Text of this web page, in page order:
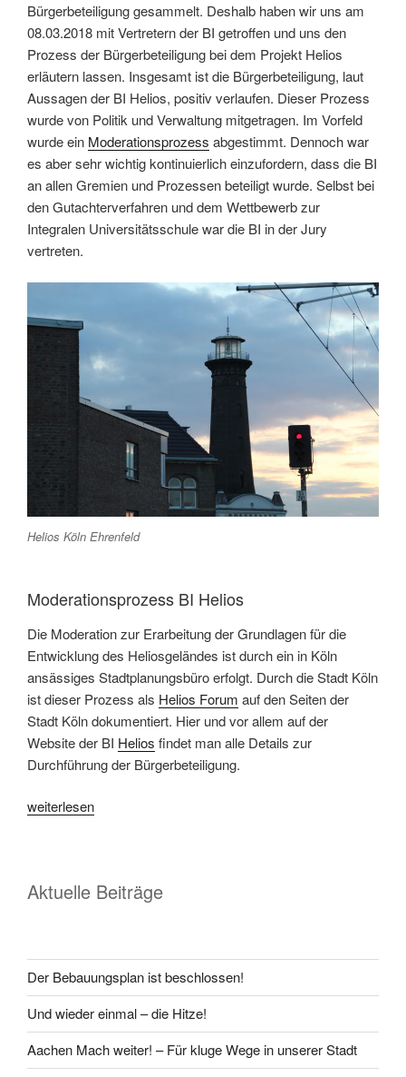
Bürgerbeteiligung gesammelt. Deshalb haben wir uns am
08.03.2018 mit Vertretern der BI getroffen und uns den
Prozess der Bürgerbeteiligung bei dem Projekt Helios
erläutern lassen. Insgesamt ist die Bürgerbeteiligung, laut
Aussagen der BI Helios, positiv verlaufen. Dieser Prozess
wurde von Politik und Verwaltung mitgetragen. Im Vorfeld
wurde ein Moderationsprozess abgestimmt. Dennoch war
es aber sehr wichtig kontinuierlich einzufordern, dass die BI
an allen Gremien und Prozessen beteiligt wurde. Selbst bei
den Gutachterverfahren und dem Wettbewerb zur
Integralen Universitätsschule war die BI in der Jury
vertreten.
Helios Köln Ehrenfeld
Moderationsprozess BI Helios
Die Moderation zur Erarbeitung der Grundlagen für die
Entwicklung des Heliosgeländes ist durch ein in Köln
ansässiges Stadtplanungsbüro erfolgt. Durch die Stadt Köln
ist dieser Prozess als Helios Forum auf den Seiten der
Stadt Köln dokumentiert. Hier und vor allem auf der
Website der BI Helios findet man alle Details zur
Durchführung der Bürgerbeteiligung.
weiterlesen
Aktuelle Beiträge
Der Bebauungsplan ist beschlossen!
Und wieder einmal – die Hitze!
Aachen Mach weiter! – Für kluge Wege in unserer Stadt